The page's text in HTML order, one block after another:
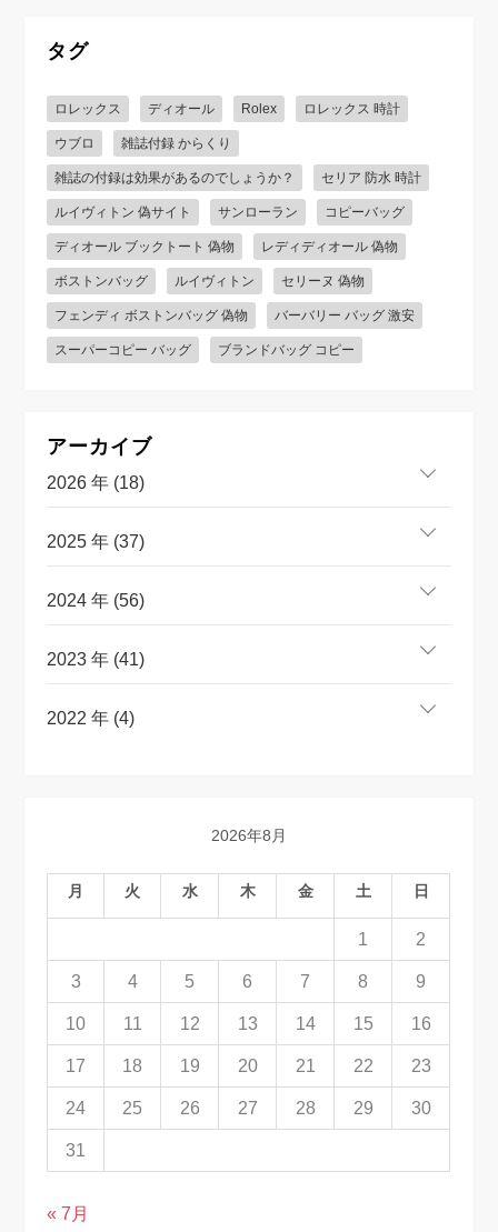
タグ
ロレックス ディオール Rolex ロレックス 時計
ウブロ 雑誌付録 からくり
雑誌の付録は効果があるのでしょうか？ セリア 防水 時計
ルイヴィトン 偽サイト サンローラン コピーバッグ
ディオール ブックトート 偽物 レディディオール 偽物
ボストンバッグ ルイヴィトン セリーヌ 偽物
フェンディ ボストンバッグ 偽物 バーバリー バッグ 激安
スーパーコピー バッグ ブランドバッグ コピー
アーカイブ
2026 年 (18)
2025 年 (37)
2024 年 (56)
2023 年 (41)
2022 年 (4)
2026年8月
月 火 水 木 金 土 日
1 2
3 4 5 6 7 8 9
10 11 12 13 14 15 16
17 18 19 20 21 22 23
24 25 26 27 28 29 30
31
« 7月